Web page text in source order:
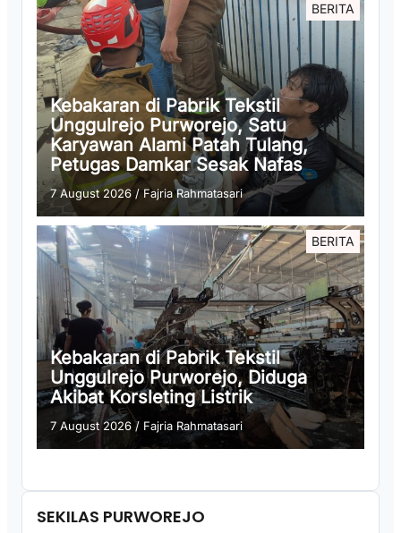
BERITA
Kebakaran di Pabrik Tekstil
Unggulrejo Purworejo, Satu
Karyawan Alami Patah Tulang,
Petugas Damkar Sesak Nafas
7 August 2026 /Fajria Rahmatasari
BERITA
Kebakaran di Pabrik Tekstil
Unggulrejo Purworejo, Diduga
Akibat Korsleting Listrik
7 August 2026/ Fajria Rahmatasari
SEKILAS PURWOREJO